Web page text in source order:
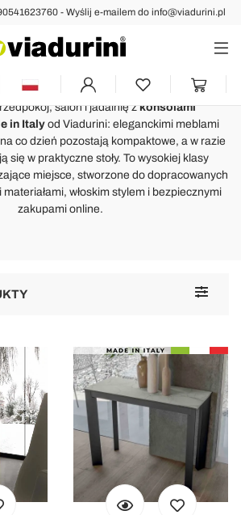
- Wyślij e-mailem do info@viadurini.pl
Made in Italy
wnętrz
salon i jadalnię zkonsolami
in Italyod Viadurini: eleganckimi meblami
co dzień pozostają kompaktowe, a w razie
się w praktyczne stoły. To wysokiej klasy
miejsce, stworzone do dopracowanych
włoskim stylem i bezpiecznymi
zakupami online.
Toggle